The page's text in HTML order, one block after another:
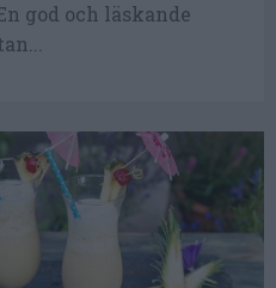
god och läskande